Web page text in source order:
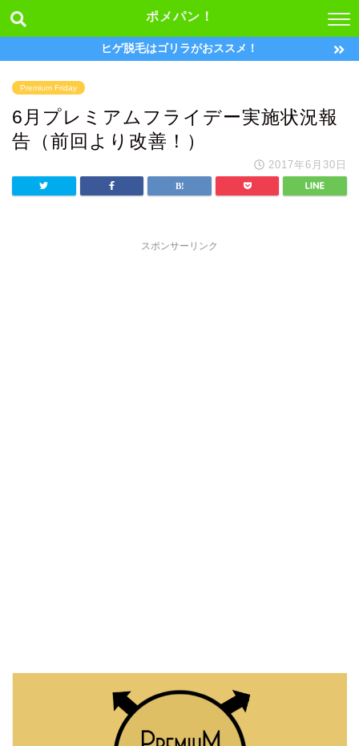
ポメパン！
ヒゲ脱毛はゴリラがおススメ！
Premium Friday
6月プレミアムフライデー実施状況報
告（前回より改善！）
2017年6月30日
スポンサーリンク